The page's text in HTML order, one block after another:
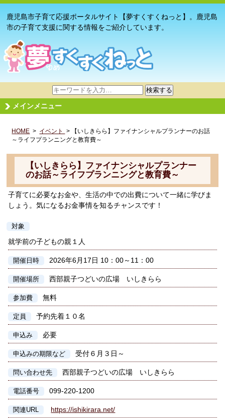
鹿児島市子育て応援ポータルサイト【夢すくすくねっと】。鹿児島
市の子育て支援に関する情報をご紹介しています。
サ
イ
ト
検
索
検索する
メインメニュー
HOME > イベント
> 【いしきらら】ファイナンシャルプランナーのお話
～ライフプランニングと教育費～
【いしきらら】ファイナンシャルプランナー
のお話～ライフプランニングと教育費～
子育てに必要なお金や、生活の中での出費について一緒に学びま
しょう。気になるお金事情を知るチャンスです！
対象
就学前の子どもの親１人
開催日時 2026年6月17日 10：00～11：00
開催場所 西部親子つどいの広場 いしきらら
参加費 無料
定員 予約先着１０名
申込み 必要
申込みの期限など 受付６月３日～
問い合わせ先 西部親子つどいの広場 いしきらら
電話番号 099-220-1200
関連URL https://ishikirara.net/